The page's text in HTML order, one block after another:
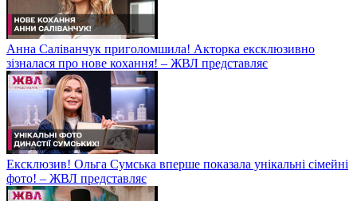
Анна Саліванчук приголомшила! Акторка ексклюзивно
зізналася про нове кохання! – ЖВЛ представляє
Ексклюзив! Ольга Сумська вперше показала унікальні сімейні
фото! – ЖВЛ представляє